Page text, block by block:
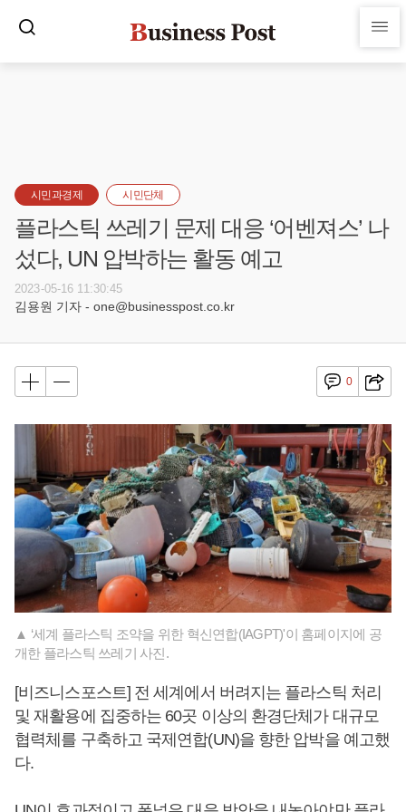
시민과경제 시민단체
플라스틱 쓰레기 문제 대응 ‘어벤져스’ 나
섰다, UN 압박하는 활동 예고
2023-05-16 11:30:45
김용원 기자 - one@businesspost.co.kr
0
▲ ‘세계 플라스틱 조약을 위한 혁신연합(IAGPT)'이 홈페이지에 공
개한 플라스틱 쓰레기 사진.
[비즈니스포스트] 전 세계에서 버려지는 플라스틱 처리
및 재활용에 집중하는 60곳 이상의 환경단체가 대규모
협력체를 구축하고 국제연합(UN)을 향한 압박을 예고했
다.